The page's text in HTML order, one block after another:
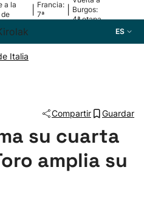
a la
Francia:
7ª
Burgos:
4ª etapa
ES
Italia
Compartir Guardar
su cuarta
amplia su